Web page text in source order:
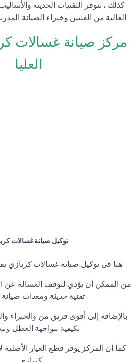
كذلك ، تتوفر التقنيات الحديثة
العالية من الفنيين وخبراء الصيانة
مركز صيانة غسالات
العليا
توكيل صيانة غسالات
هنا فى توكيل صيانة غسالات كريازي
من الممكن أن يؤدي لتوقف الغسالة عن
تقنية حديثة ومعدات
بالإضافة إلى أقوى فريق من والخبراء
بكيفية مواجهة العطل
كما ان المركز يوفر قطع الغيار